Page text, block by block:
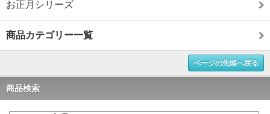
お正月シリーズ
商品カテゴリー一覧
ページの先頭へ戻る
商品検索